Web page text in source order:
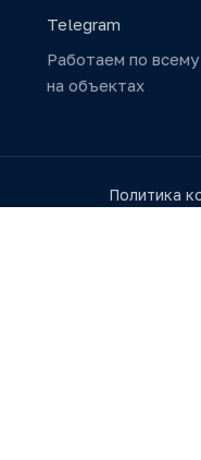
Telegram
Работаем по
на объектах
Политика